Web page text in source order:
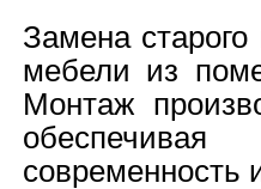
Замена
мебели из
Монтаж
обеспечивая
современность